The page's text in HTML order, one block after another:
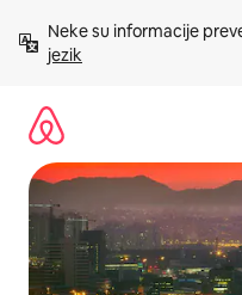
sadržaj
Neke su informacije
jezik